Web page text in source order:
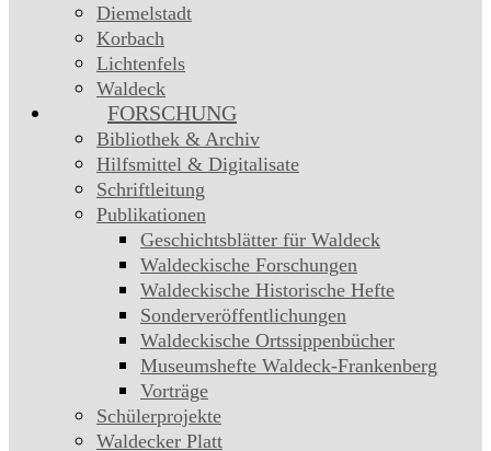
Diemelstadt
Korbach
Lichtenfels
Waldeck
FORSCHUNG
Bibliothek & Archiv
Hilfsmittel & Digitalisate
Schriftleitung
Publikationen
Geschichtsblätter für Waldeck
Waldeckische Forschungen
Waldeckische Historische Hefte
Sonderveröffentlichungen
Waldeckische Ortssippenbücher
Museumshefte Waldeck-Frankenberg
Vorträge
Schülerprojekte
Waldecker Platt